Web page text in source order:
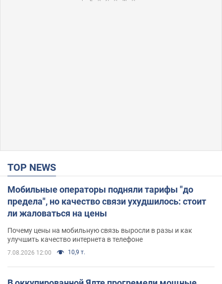
TOP NEWS
Мобильные операторы подняли тарифы "до
предела", но качество связи ухудшилось: стоит
ли жаловаться на цены
Почему цены на мобильную связь выросли в разы и как
улучшить качество интернета в телефоне
7.08.2026 12:00 10,9 т.